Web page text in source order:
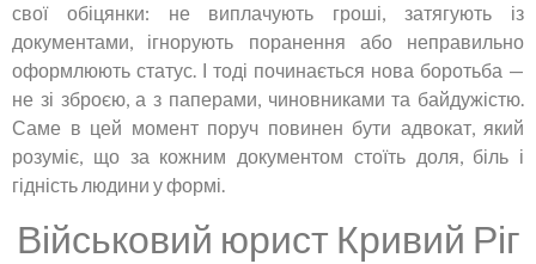
свої обіцянки: не виплачують гроші, затягують із
документами, ігнорують поранення або неправильно
оформлюють статус. І тоді починається нова боротьба —
не зі зброєю, а з паперами, чиновниками та байдужістю.
Саме в цей момент поруч повинен бути адвокат, який
розуміє, що за кожним документом стоїть доля, біль і
гідність людини у формі.
Військовий юрист Кривий Ріг